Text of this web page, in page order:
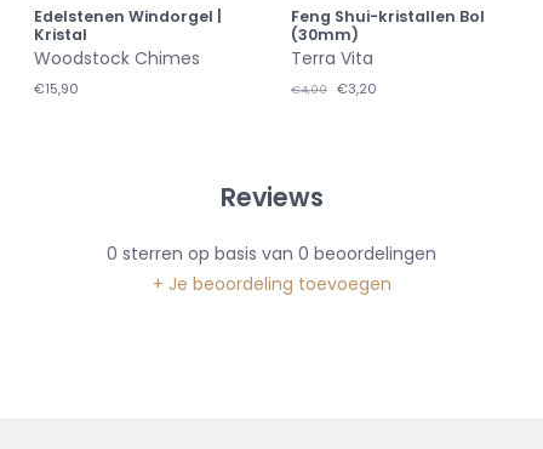
Edelstenen Windorgel |
Kristal
Woodstock Chimes
€15,90
Feng Shui-kristallen Bol
(30mm)
Terra Vita
€4,00 €3,20
Reviews
0 sterren op basis van 0 beoordelingen
+ Je beoordeling toevoegen